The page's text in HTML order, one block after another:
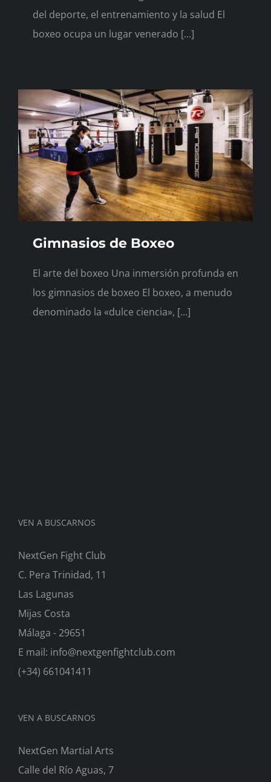
del deporte, el entrenamiento y la salud El
boxeo ocupa un lugar venerado [...]
Gimnasios de Boxeo
El arte del boxeo Una inmersión profunda en
los gimnasios de boxeo El boxeo, a menudo
denominado la «dulce ciencia», [...]
VEN A BUSCARNOS
NextGen Fight Club
C. Pera Trinidad, 11
Las Lagunas
Mijas Costa
Málaga - 29651
E mail: info@nextgenfightclub.com
(+34) 661041411
VEN A BUSCARNOS
NextGen Martial Arts
Calle del Río Aguas, 7